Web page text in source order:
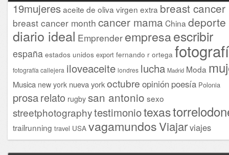
19mujeresaceite de oliva virgen extra breast cancer
breast cancer month cancer mama China deporte
diario ideal Emprender empresaescribir
españa estados unidos export fernando r ortega
fotografía callejera iloveaceite londres lucha Madrid Moda
Musica new york nueva yorkoctubre opinión poesía Polonia
prosarelato rugby san antonio sexo
streetphotographytestimoniotexas
trailrunning travel USA vagamundosViajarviajes